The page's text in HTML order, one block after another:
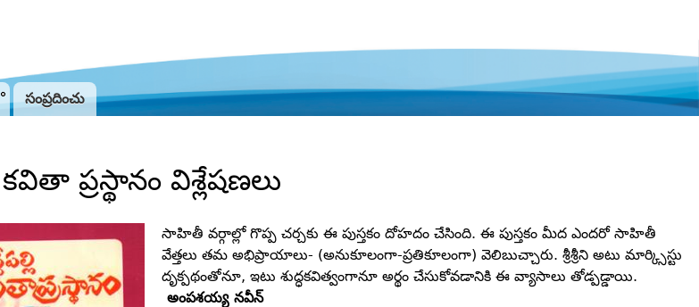
సంప్రదించు
కవితా ప్రస్థానం విశ్లేషణలు
సాహితీ వర్గాల్లో గొప్ప చర్చకు ఈ పుస్తకం దోహదం చేసింది. ఈ పుస్తకం మీద ఎందరో సాహితీ
వేత్తలు తమ అభిప్రాయాలు- (అనుకూలంగా-ప్రతికూలంగా) వెలిబుచ్చారు. శ్రీశ్రీని అటు మార్క్సిస్టు
దృక్పథంతోనూ, ఇటు శుద్ధకవిత్వంగానూ అర్థం చేసుకోవడానికి ఈ వ్యాసాలు తోడ్పడ్డాయి.
అంపశయ్య నవీన్‌